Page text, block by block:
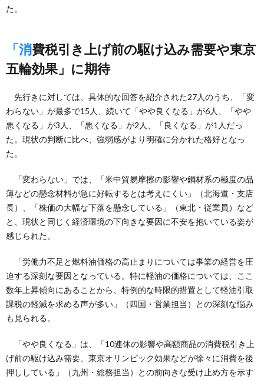
た。
「消費税引き上げ前の駆け込み需要や東京
五輪効果」に期待
先行きに対しては、具体的な回答を紹介された27人のうち、「変
わらない」が最多で15人、続いて「やや良くなる」が6人、「やや
悪くなる」が3人、「悪くなる」が2人、「良くなる」が1人だっ
た。現状の判断に比べ、強弱感がより明確に分かれた格好となっ
た。
「変わらない」では、「米中貿易摩擦の影響や鋼材系の極度の品
薄などの懸念材料が急に好転するとは考えにくい」（北海道・支店
長）、「株価の大幅な下落を懸念している」（東北・従業員）など
と、現状と同じく経済環境の下向きな要因に不安を抱いている姿が
感じられた。
「労働力不足と燃料油価格の高止まりについては事業の経営を圧
迫する深刻な要因となっている。特に軽油の価格については、ここ
数年上昇傾向にあることから、特例的な時限的措置として軽油引取
課税の軽減を求める声が多い」（四国・営業担当）との深刻な悩み
も見られる。
「やや良くなる」は、「10連休の影響や高額商品の消費税引き上
げ前の駆け込み需要、東京オリンピック効果などが徐々に消費を後
押ししている」（九州・総務担当）との前向きな受け止め方を示す